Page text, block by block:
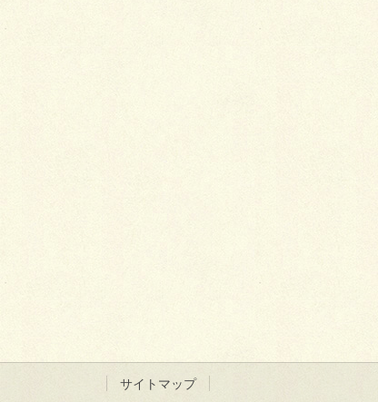
サイトマップ